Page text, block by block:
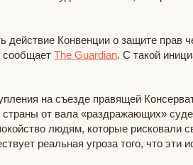
действие Конвенции о защите
сообщает The Guardian. С такой
на съезде правящей
от вала «раздражающих»
людям, которые
реальная угроза того, что